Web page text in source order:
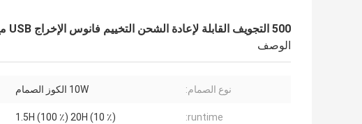
500 التجويف القابلة لإعادة الشحن التخييم فانوس الإخراج USB مع حلقة معلقة
الوصف
نوع الصمام: 10W الكوز الصمام
runtime: 1.5H (100 ٪) 20H (10 ٪)